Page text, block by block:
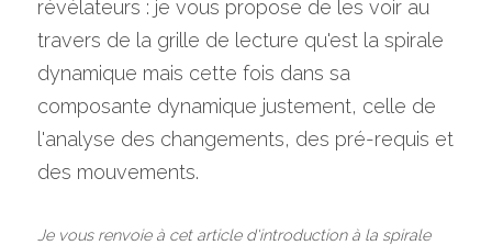
révélateurs : je vous propose de les voir au
travers de la grille de lecture qu'est la spirale
dynamique mais cette fois dans sa
composante dynamique justement, celle de
l'analyse des changements, des pré-requis et
des mouvements.
Je vous renvoie à cet article d'introduction à la spirale